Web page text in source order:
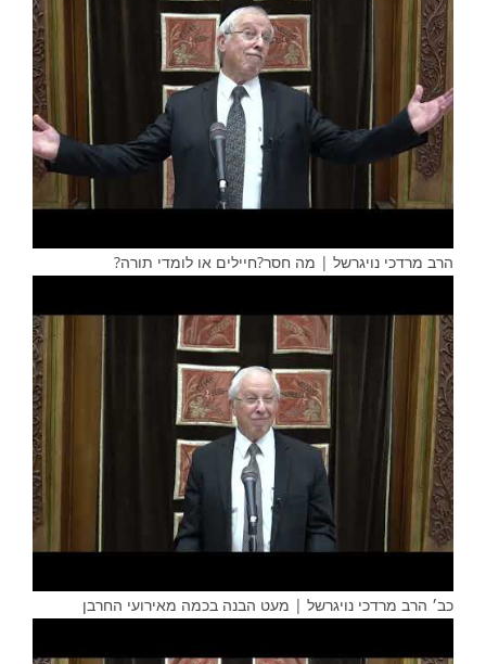
הרב מרדכי נויגרשל | מה חסר?חיילים או לומדי תורה?
כב׳ הרב מרדכי נויגרשל | מעט הבנה בכמה מאירועי החרבן